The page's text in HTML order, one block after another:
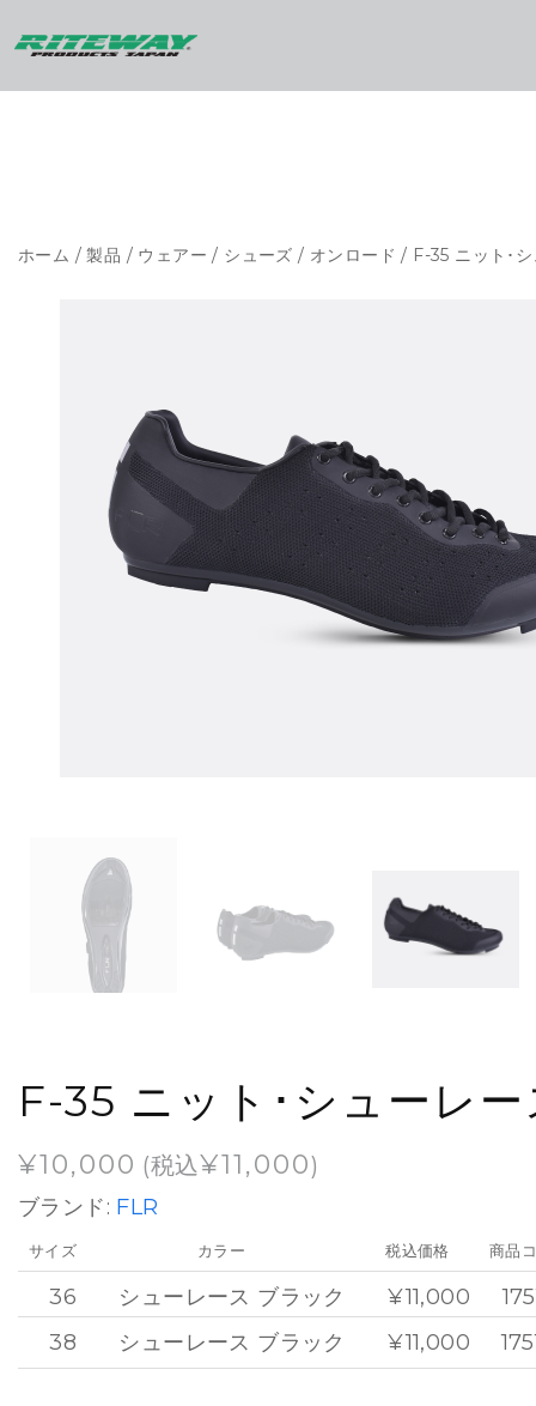
ホーム /製品 / ウェアー / シューズ / オンロード / F-35 ニット･
F-35 ニット･シューレ
¥10,000 (税込¥11,000)
ブランド: FLR
サイズ
36
38
カラー
シューレース ブラック
シューレース ブラック
税込価格
¥11,000
¥11,000
商品